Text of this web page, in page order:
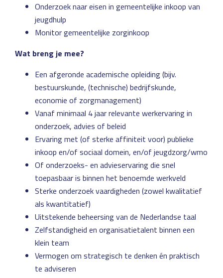
Onderzoek naar eisen in gemeentelijke inkoop van
jeugdhulp
Monitor gemeentelijke zorginkoop
Wat breng je mee?
Een afgeronde academische opleiding (bijv.
bestuurskunde, (technische) bedrijfskunde,
economie of zorgmanagement)
Vanaf minimaal 4 jaar relevante werkervaring in
onderzoek, advies of beleid
Ervaring met (of sterke affiniteit voor) publieke
inkoop en/of sociaal domein, en/of jeugdzorg/wmo
Of onderzoeks- en advieservaring die snel
toepasbaar is binnen het benoemde werkveld
Sterke onderzoek vaardigheden (zowel kwalitatief
als kwantitatief)
Uitstekende beheersing van de Nederlandse taal
Zelfstandigheid en organisatietalent binnen een
klein team
Vermogen om strategisch te denken én praktisch
te adviseren